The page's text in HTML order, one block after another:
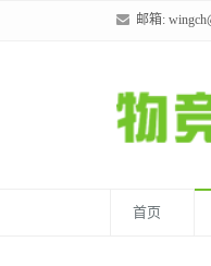
邮箱:
首页